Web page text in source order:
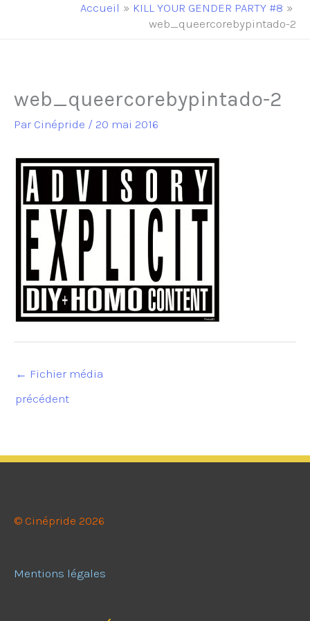
principal
Accueil
KILL YOUR GENDER PARTY #8
web_queercorebypintado-2
web_queercorebypintado-2
Par Cinépride / 20 mai 2016
← Fichier média
précédent
© Cinépride 2026
Mentions légales